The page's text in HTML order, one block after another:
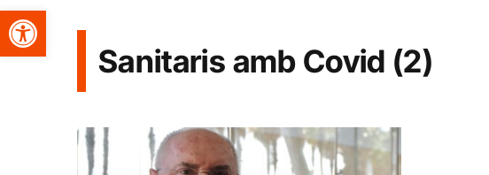
Obre la barra d'eines
Sanitaris amb Covid (2)